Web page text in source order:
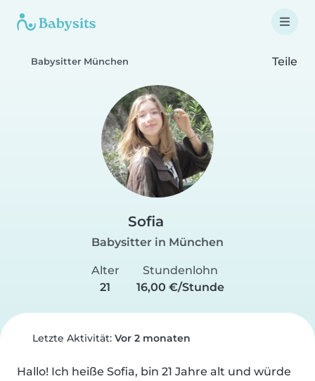
Babysitter München Teile
Sofia
Babysitter in München
Alter
21
Stundenlohn
16,00 €/Stunde
Letzte Aktivität: Vor 2 monaten
Hallo! Ich heiße Sofia, bin 21 Jahre alt und würde